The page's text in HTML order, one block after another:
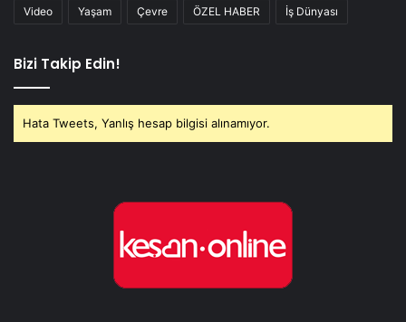
Video Yaşam Çevre ÖZEL HABER İş Dünyası
Bizi Takip Edin!
Hata Tweets, Yanlış hesap bilgisi alınamıyor.